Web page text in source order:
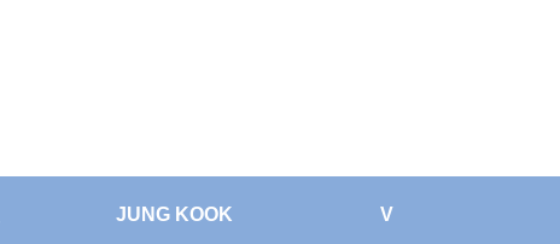
JUNG KOOK V